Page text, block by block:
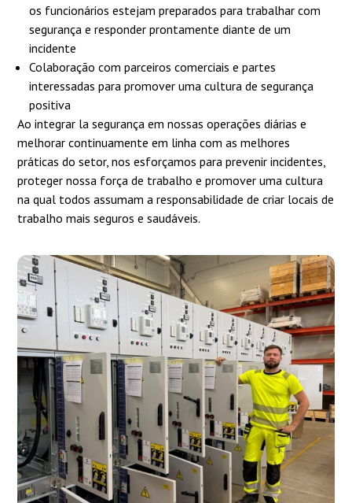
os funcionários estejam preparados para trabalhar com
segurança e responder prontamente diante de um
incidente
Colaboração com parceiros comerciais e partes
interessadas para promover uma cultura de segurança
positiva
Ao integrar la segurança em nossas operações diárias e
melhorar continuamente em linha com as melhores
práticas do setor, nos esforçamos para prevenir incidentes,
proteger nossa força de trabalho e promover uma cultura
na qual todos assumam a responsabilidade de criar locais de
trabalho mais seguros e saudáveis.